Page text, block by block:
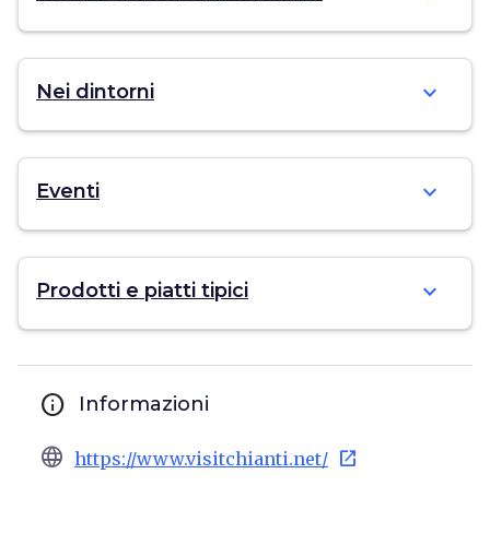
Nei dintorni expand_more
Eventi expand_more
Prodotti e piatti tipici expand_more
info Informazioni
language https://www.visitchianti.net/ open_in_new